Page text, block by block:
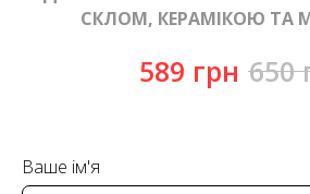
СКЛОМ, КЕРАМІКОЮ ТА
589 грн 650
Ваше ім'я